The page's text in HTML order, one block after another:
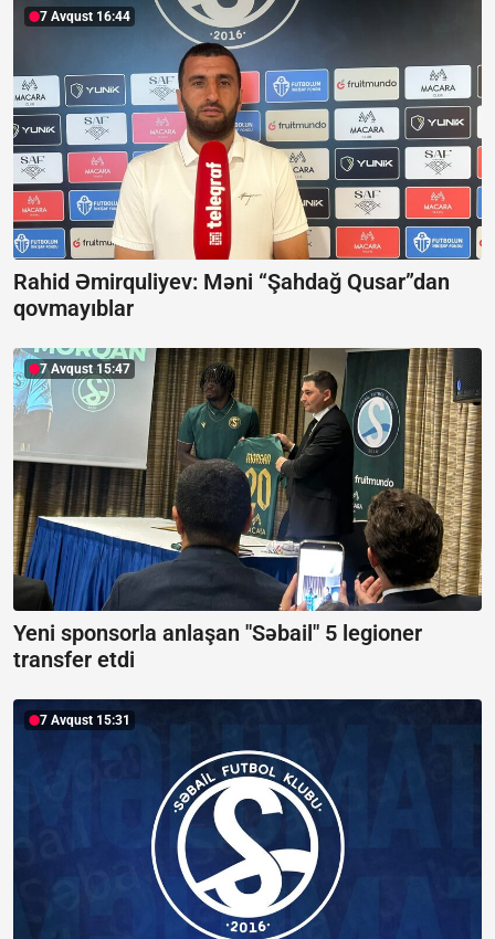
7 Avqust 16:44
Rahid Əmirquliyev: Məni “Şahdağ Qusar”dan
qovmayıblar
7 Avqust 15:47
Yeni sponsorla anlaşan "Səbail" 5 legioner
transfer etdi
7 Avqust 15:31